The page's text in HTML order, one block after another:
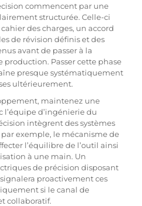
commencent par une
structurée. Celle-ci
des charges, un accord
de révision définis et des
avant de passer à la
Passer cette phase
presque systématiquement
ultérieurement.
maintenez une
d’ingénierie du
intègrent des systèmes
exemple, le mécanisme de
l’équilibre de l’outil ainsi
à une main. Un
de précision disposant
proactivement ces
si le canal de
collaboratif.